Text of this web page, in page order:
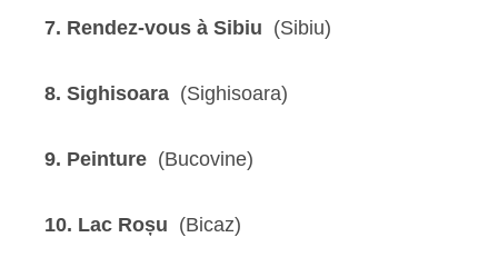
7. Rendez-vous à Sibiu (Sibiu)
8. Sighisoara (Sighisoara)
9. Peinture (Bucovine)
10. Lac Roșu (Bicaz)